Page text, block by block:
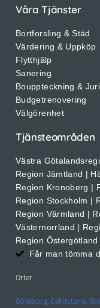
Våra Tjänster
Bortforsling & Städ
Värdering & Uppköp
Flytthjälp
Sanering
Bouppteckning &
Budgetrenovering
Välgörenhet
Tjänsteområden
Västra
Region Jämtland |
Region Kronoberg |
Region Stockholm |
Region Värmland |
Västernorrland |
Region Östergötland
Får man tömma
Orter
Göteborg, Eskilstuna,